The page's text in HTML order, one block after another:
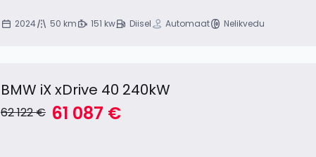
2024 50 km 151 kw Diisel Automaat Nelikvedu
BMW iX xDrive 40 240kW
62 122 € 61 087 €